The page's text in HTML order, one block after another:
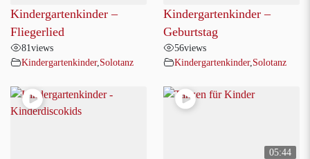
Kindergartenkinder –
Fliegerlied
81views
Kindergartenkinder, Solotanz
Kindergartenkinder –
Geburtstag
56views
Kindergartenkinder, Solotanz
05:44